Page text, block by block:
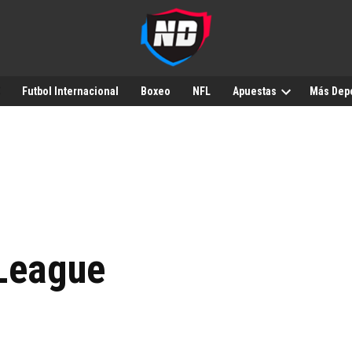
Futbol Internacional Boxeo NFL Apuestas Más